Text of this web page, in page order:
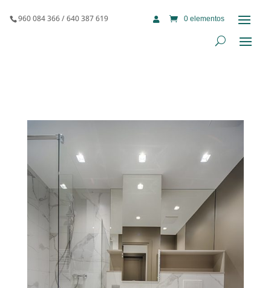
960 084 366 / 640 387 619 0 elementos
